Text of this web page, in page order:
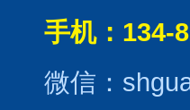
手机：134-
微信：